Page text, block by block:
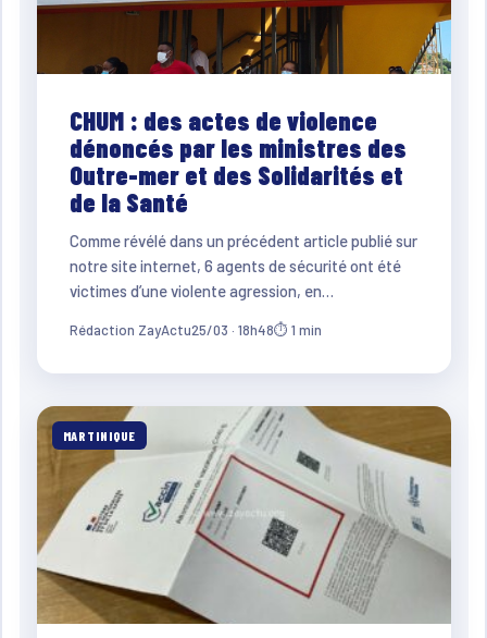
CHUM : des actes de violence
dénoncés par les ministres des
Outre-mer et des Solidarités et
de la Santé
Comme révélé dans un précédent article publié sur
notre site internet, 6 agents de sécurité ont été
victimes d’une violente agression, en…
Rédaction ZayActu25/03 · 18h48⏱ 1 min
MARTINIQUE